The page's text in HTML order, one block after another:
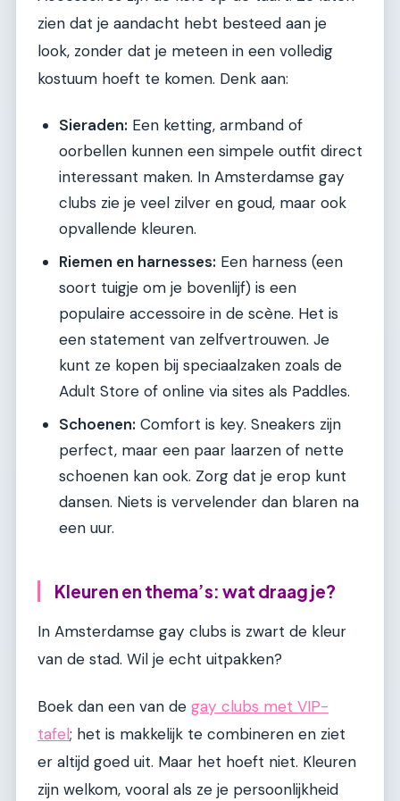
zien dat je aandacht hebt besteed aan je
look, zonder dat je meteen in een volledig
kostuum hoeft te komen. Denk aan:
Sieraden: Een ketting, armband of
oorbellen kunnen een simpele outfit direct
interessant maken. In Amsterdamse gay
clubs zie je veel zilver en goud, maar ook
opvallende kleuren.
Riemen en harnesses: Een harness (een
soort tuigje om je bovenlijf) is een
populaire accessoire in de scène. Het is
een statement van zelfvertrouwen. Je
kunt ze kopen bij speciaalzaken zoals de
Adult Store of online via sites als Paddles.
Schoenen: Comfort is key. Sneakers zijn
perfect, maar een paar laarzen of nette
schoenen kan ook. Zorg dat je erop kunt
dansen. Niets is vervelender dan blaren na
een uur.
Kleuren en thema’s: wat draag je?
In Amsterdamse gay clubs is zwart de kleur
van de stad. Wil je echt uitpakken?
Boek dan een van de gay clubs met VIP-
tafel; het is makkelijk te combineren en ziet
er altijd goed uit. Maar het hoeft niet. Kleuren
zijn welkom, vooral als ze je persoonlijkheid